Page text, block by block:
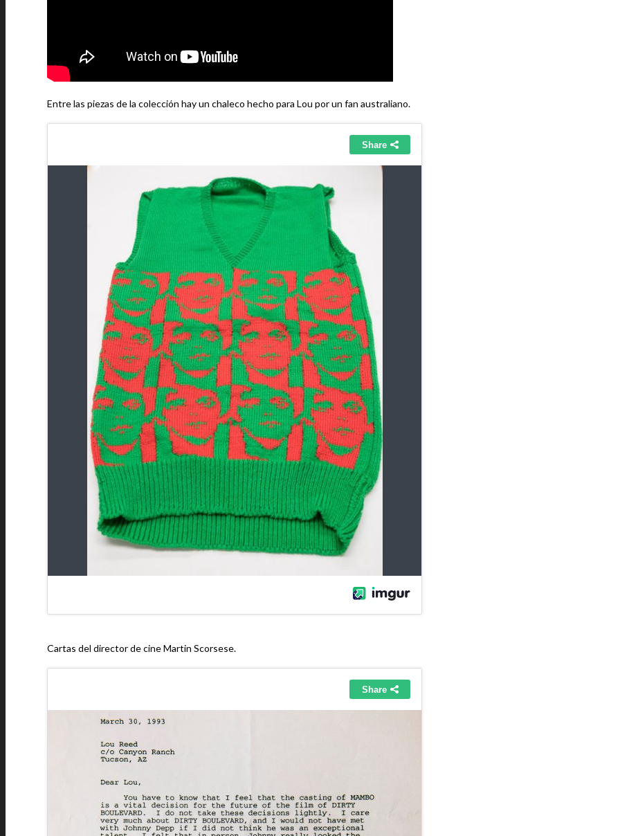
Entre las piezas de la colección hay un chaleco hecho para Lou por un fan australiano.
Cartas del director de cine Martin Scorsese.